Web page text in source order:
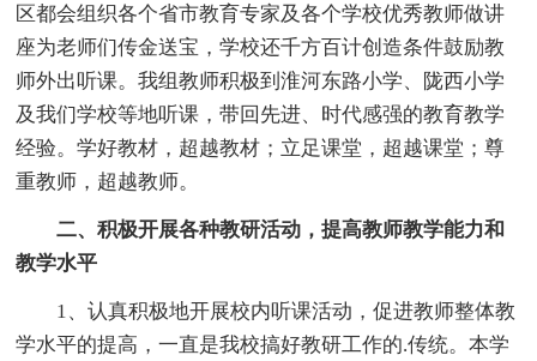
区都会组织各个省市教育专家及各个学校优秀教师做讲
座为老师们传金送宝，学校还千方百计创造条件鼓励教
师外出听课。我组教师积极到淮河东路小学、陇西小学
及我们学校等地听课，带回先进、时代感强的教育教学
经验。学好教材，超越教材；立足课堂，超越课堂；尊
重教师，超越教师。
二、积极开展各种教研活动，提高教师教学能力和
教学水平
1、认真积极地开展校内听课活动，促进教师整体教
学水平的提高，一直是我校搞好教研工作的.传统。本学